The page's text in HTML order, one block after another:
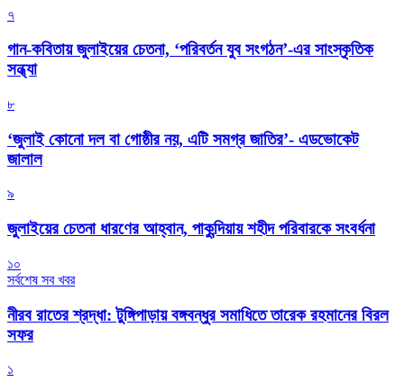
৭
গান-কবিতায় জুলাইয়ের চেতনা, ‘পরিবর্তন যুব সংগঠন’-এর সাংস্কৃতিক
সন্ধ্যা
৮
‘জুলাই কোনো দল বা গোষ্ঠীর নয়, এটি সমগ্র জাতির’- এডভোকেট
জালাল
৯
জুলাইয়ের চেতনা ধারণের আহ্বান, পাকুন্দিয়ায় শহীদ পরিবারকে সংবর্ধনা
১০
সর্বশেষ সব খবর
নীরব রাতের শ্রদ্ধা: টুঙ্গিপাড়ায় বঙ্গবন্ধুর সমাধিতে তারেক রহমানের বিরল
সফর
১